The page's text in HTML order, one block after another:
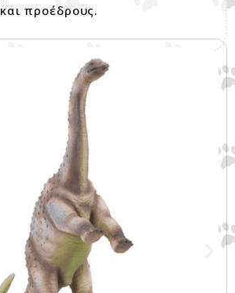
προέδρους.
προϊόντα